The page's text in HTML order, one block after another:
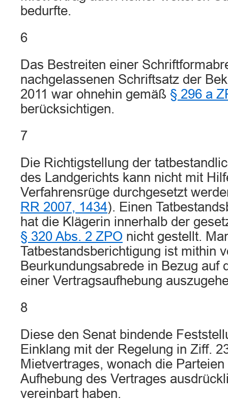
bedurfte.
6
Das Bestreiten einer
nachgelassenen Schriftsatz der
2011 war ohnehin gemäß § 296 a
berücksichtigen.
7
Die Richtigstellung der
des Landgerichts kann nicht mit
Verfahrensrüge durchgesetzt
RR 2007, 1434). Einen
hat die Klägerin innerhalb der
§ 320 Abs. 2 ZPO nicht gestellt.
Tatbestandsberichtigung ist mithin
Beurkundungsabrede in Bezug auf
einer Vertragsaufhebung
8
Diese den Senat bindende
Einklang mit der Regelung in Ziff.
Mietvertrages, wonach die
Aufhebung des Vertrages
vereinbart haben.